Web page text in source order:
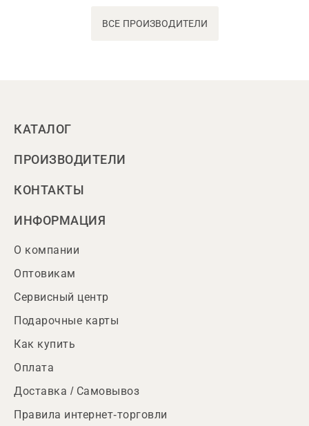
ВСЕ ПРОИЗВОДИТЕЛИ
КАТАЛОГ
ПРОИЗВОДИТЕЛИ
КОНТАКТЫ
ИНФОРМАЦИЯ
О компании
Оптовикам
Сервисный центр
Подарочные карты
Как купить
Оплата
Доставка / Самовывоз
Правила интернет-торговли